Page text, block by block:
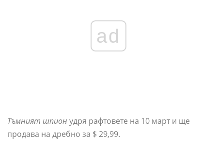
ad
Тъмният шпион удря рафтовете на 10 март и ще
продава на дребно за $ 29,99.